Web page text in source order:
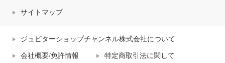
サイトマップ
ジュピターショップチャンネル株式会社について
会社概要/免許情報 特定商取引法に関して